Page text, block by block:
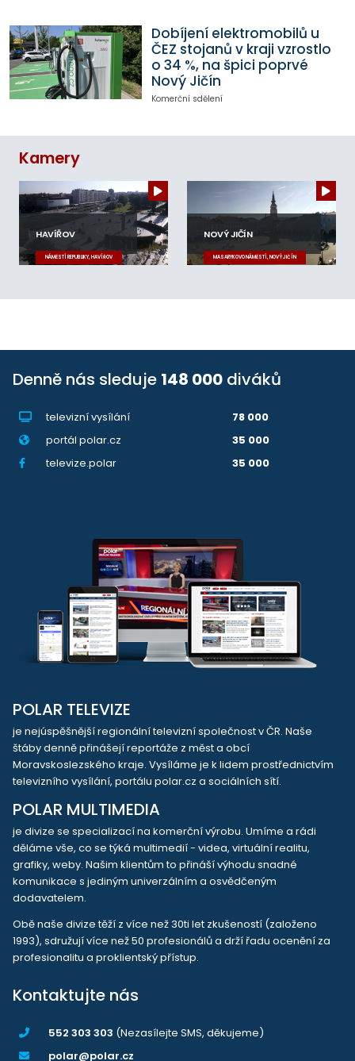
Dobíjení elektromobilů u
ČEZ stojanů v kraji vzrostlo
o 34 %, na špici poprvé
Nový Jičín
Komerční sdělení
Kamery
HAVÍŘOV
NÁMĚSTÍ REPUBLIKY, HAVÍŘOV
NOVÝ JIČÍN
MASARYKOVO NÁMĚSTÍ, NOVÝ JIČÍN
Denně nás sleduje 148 000 diváků
televizní vysílání
78 000
portál polar.cz
35 000
televize.polar
35 000
POLAR TELEVIZE
je nejúspěšnější regionální televizní společnost v ČR. Naše
štáby denně přinášejí reportáže z měst a obcí
Moravskoslezského kraje. Vysíláme je k lidem prostřednictvím
televizního vysílání, portálu polar.cz a sociálních sítí.
POLAR MULTIMEDIA
je divize se specializací na komerční výrobu. Umíme a rádi
děláme vše, co se týká multimedií - videa, virtuální realitu,
grafiky, weby. Našim klientům to přináší výhodu snadné
komunikace s jediným univerzálním a osvědčeným
dodavatelem.
Obě naše divize těží z více než 30ti let zkušeností (založeno
1993), sdružují více než 50 profesionálů a drží řadu ocenění za
profesionalitu a proklientský přístup.
Kontaktujte nás
552 303 303 (Nezasílejte SMS, děkujeme)
polar@polar.cz